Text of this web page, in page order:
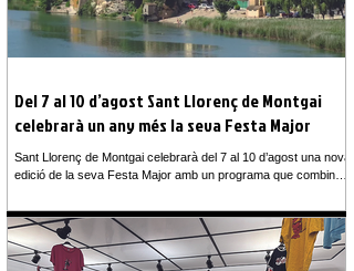
Del 7 al 10 d’agost Sant Llorenç de Montgai
celebrarà un any més la seva Festa Major
Sant Llorenç de Montgai celebrarà del 7 al 10 d’agost una nova
edició de la seva Festa Major amb un programa que combina
Durant quatre dies, el poble es convertirà en punt de trobada
de veïns, estiuejants i visitants, amb una programació que
manté els actes més arrelats i propostes per gaudir en família.
La festa començarà amb el concurs per guarnir els carrers, el